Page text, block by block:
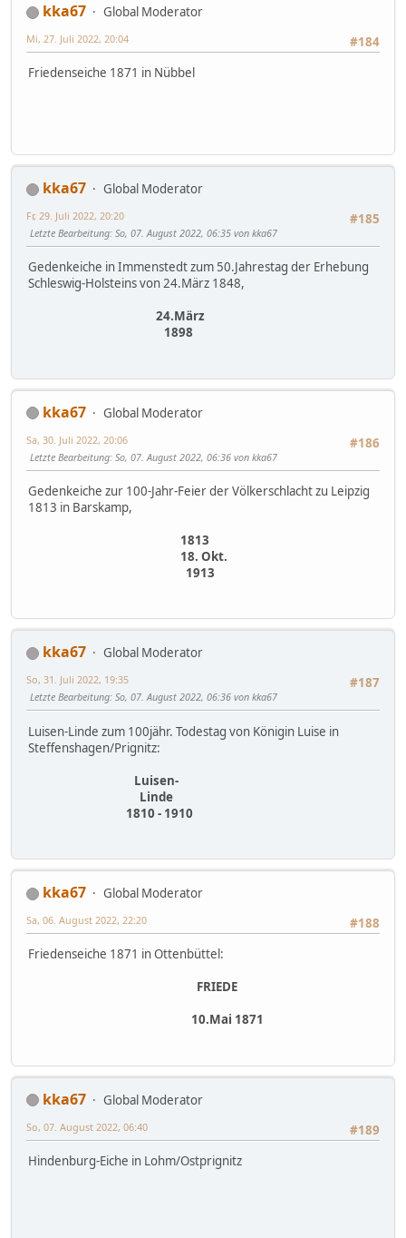
kka67
Global Moderator
#184
Mi, 27. Juli 2022, 20:04
Friedenseiche 1871 in Nübbel
kka67
Global Moderator
#185
Fr, 29. Juli 2022, 20:20
Letzte Bearbeitung: So, 07. August 2022, 06:35 von kka67
Gedenkeiche in Immenstedt zum 50.Jahrestag der Erhebung
Schleswig-Holsteins von 24.März 1848,
24.März
1898
kka67
Global Moderator
#186
Sa, 30. Juli 2022, 20:06
Letzte Bearbeitung: So, 07. August 2022, 06:36 von kka67
Gedenkeiche zur 100-Jahr-Feier der Völkerschlacht zu Leipzig
1813 in Barskamp,
1813
18. Okt.
1913
kka67
Global Moderator
#187
So, 31. Juli 2022, 19:35
Letzte Bearbeitung: So, 07. August 2022, 06:36 von kka67
Luisen-Linde zum 100jähr. Todestag von Königin Luise in
Steffenshagen/Prignitz:
Luisen-
Linde
1810 - 1910
kka67
Global Moderator
#188
Sa, 06. August 2022, 22:20
Friedenseiche 1871 in Ottenbüttel:
FRIEDE
10.Mai 1871
kka67
Global Moderator
#189
So, 07. August 2022, 06:40
Hindenburg-Eiche in Lohm/Ostprignitz